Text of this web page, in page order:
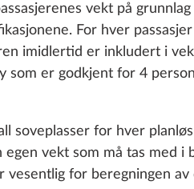
and customization
vekt på
For hver
imidlertid er inkludert i
som er godkjent for 4
soveplasser for hver
vekt som må tas med i
vesentlig for beregningen